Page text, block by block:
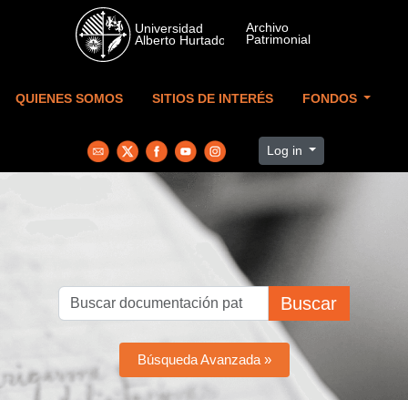
Skip to main content
QUIENES SOMOS SITIOS DE INTERÉS FONDOS
Log in
Buscar
Búsqueda Avanzada »